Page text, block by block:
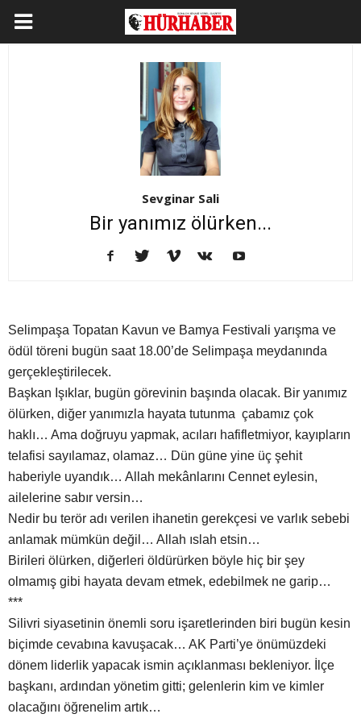
Sevginar Sali
Bir yanımız ölürken...
Selimpaşa Topatan Kavun ve Bamya Festivali yarışma ve
ödül töreni bugün saat 18.00’de Selimpaşa meydanında
gerçekleştirilecek.
Başkan Işıklar, bugün görevinin başında olacak. Bir yanımız
ölürken, diğer yanımızla hayata tutunma çabamız çok
haklı… Ama doğruyu yapmak, acıları hafifletmiyor, kayıpların
telafisi sayılamaz, olamaz… Dün güne yine üç şehit
haberiyle uyandık… Allah mekânlarını Cennet eylesin,
ailelerine sabır versin…
Nedir bu terör adı verilen ihanetin gerekçesi ve varlık sebebi
anlamak mümkün değil… Allah ıslah etsin…
Birileri ölürken, diğerleri öldürürken böyle hiç bir şey
olmamış gibi hayata devam etmek, edebilmek ne garip…
***
Silivri siyasetinin önemli soru işaretlerinden biri bugün kesin
biçimde cevabına kavuşacak… AK Parti’ye önümüzdeki
dönem liderlik yapacak ismin açıklanması bekleniyor. İlçe
başkanı, ardından yönetim gitti; gelenlerin kim ve kimler
olacağını öğrenelim artık…